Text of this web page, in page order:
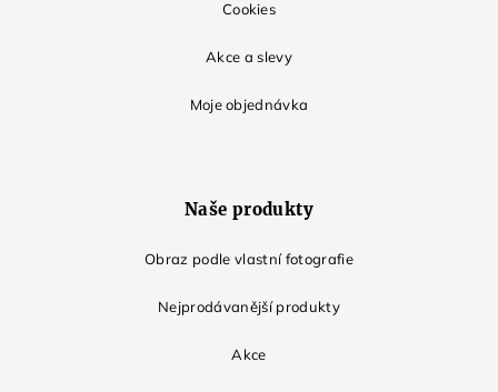
Cookies
Akce a slevy
Moje objednávka
Naše produkty
Obraz podle vlastní fotografie
Nejprodávanější produkty
Akce